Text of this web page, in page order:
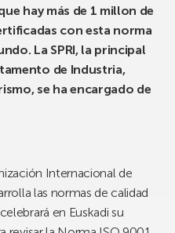
hay más de 1 millon de
con esta norma
La SPRI, la principal
de Industria,
se ha encargado de
Internacional de
las normas de calidad
en Euskadi su